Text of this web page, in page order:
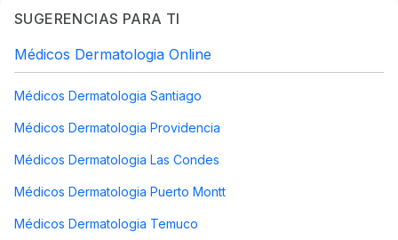
SUGERENCIAS PARA TI
Médicos Dermatologia Online
Médicos Dermatologia Santiago
Médicos Dermatologia Providencia
Médicos Dermatologia Las Condes
Médicos Dermatologia Puerto Montt
Médicos Dermatologia Temuco